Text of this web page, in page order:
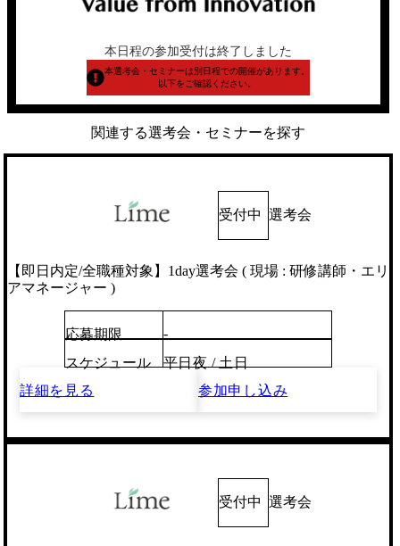
本日程の参加受付は終了しました
本選考会・セミナーは別日程での開催があります。
以下をご確認ください。
関連する選考会・セミナーを探す
受付中 選考会
【即日内定/全職種対象】1day選考会 ( 現場 : 研修講師・エリ
アマネージャー )
応募期限
-
スケジュール
平日夜 / 土日
詳細を見る
参加申し込み
受付中 選考会